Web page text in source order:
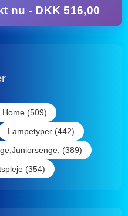
nu - DKK 516,00
Home (509)
Lampetyper (442)
(389)
(354)